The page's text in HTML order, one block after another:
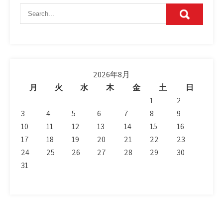
2026年8月
月
火 水 木 金 土
日
1
2
3
4 5 6 7 8
9
10
11 12 13 14 15
16
17
18 19 20 21 22
23
24
25 26 27 28 29
30
31